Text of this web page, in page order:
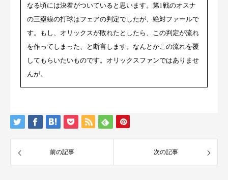
なる頃には決着がついていると思います。第1戦のオスナ
の三塁線の打球はフェアの判定でしたが、絶対ファールで
す。もし、オリックスが敗れたとしたら、この判定が流れ
を作ってしまった、と断言します。なんとかこの流れを覆
してもらいたいものです。オリックスファンではありませ
んが。
前の記事 次の記事